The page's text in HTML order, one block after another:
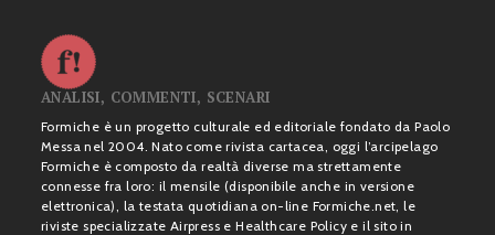
ANALISI, COMMENTI, SCENARI
Formiche è un progetto culturale ed editoriale fondato da Paolo
Messa nel 2004. Nato come rivista cartacea, oggi l’arcipelago
Formiche è composto da realtà diverse ma strettamente
connesse fra loro: il mensile (disponibile anche in versione
elettronica), la testata quotidiana on-line Formiche.net, le
riviste specializzate Airpress e Healthcare Policy e il sito in